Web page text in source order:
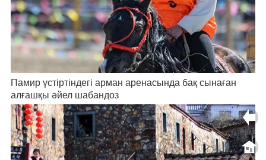
Памир үстіртіндегі арман аренасында бақ сынаған
алғашқы әйел шабандоз